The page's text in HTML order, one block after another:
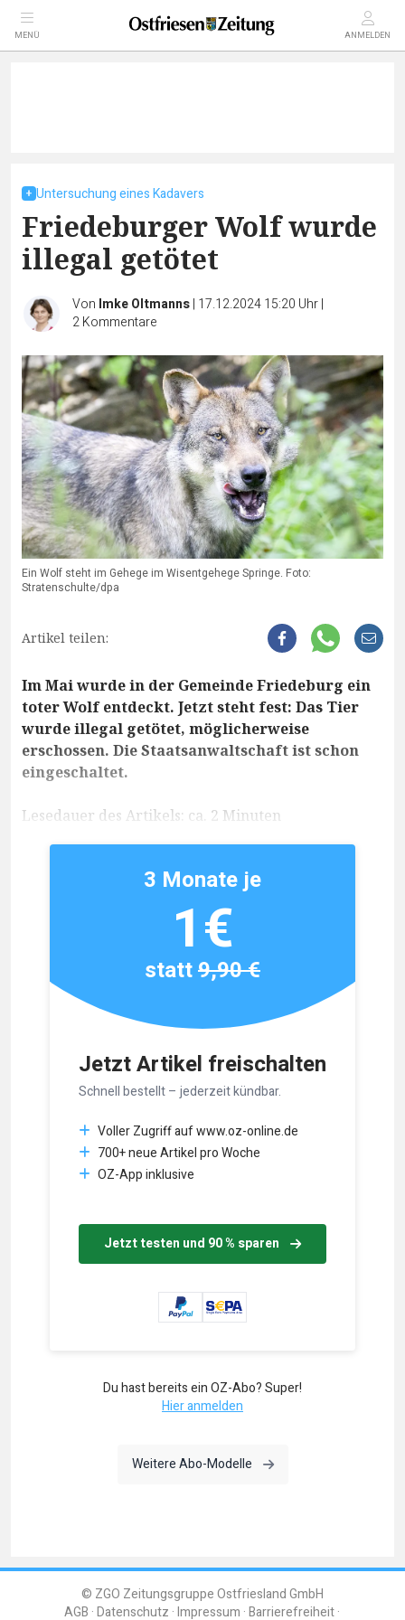
MENÜ ANMELDEN
Untersuchung eines Kadavers
Friedeburger Wolf wurde
illegal getötet
Von Imke Oltmanns| 17.12.2024 15:20 Uhr|
2Kommentare
Ein Wolf steht im Gehege im Wisentgehege Springe. Foto:
Stratenschulte/dpa
Artikel teilen:
Im Mai wurde in der Gemeinde Friedeburg ein
toter Wolf entdeckt. Jetzt steht fest: Das Tier
wurde illegal getötet, möglicherweise
erschossen. Die Staatsanwaltschaft ist schon
eingeschaltet.
Lesedauer des Artikels: ca. 2 Minuten
Jetzt Artikel freischalten
Schnell bestellt – jederzeit kündbar.
Voller Zugriff auf www.oz-online.de
700+ neue Artikel pro Woche
OZ-App inklusive
Jetzt testen und 90 % sparen
3 Monate je
1€
statt9,90 €
Du hast bereits ein OZ-Abo? Super!
Hier anmelden
Weitere Abo-Modelle
© ZGO Zeitungsgruppe Ostfriesland GmbH
AGB Datenschutz Impressum Barrierefreiheit